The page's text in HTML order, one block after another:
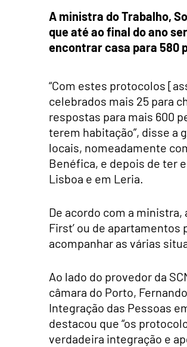
A ministra do Trabalho,
que até ao final do ano
encontrar casa para 580
“Com estes protocolos
celebrados mais 25 para
respostas para mais 600
terem habitação”, disse a
locais, nomeadamente
Benéfica, e depois de ter
Lisboa e em Leria.
De acordo com a ministra,
First’ ou de
acompanhar as várias
Ao lado do provedor da
câmara do Porto,
Integração das Pessoas
destacou que “os
verdadeira integração e